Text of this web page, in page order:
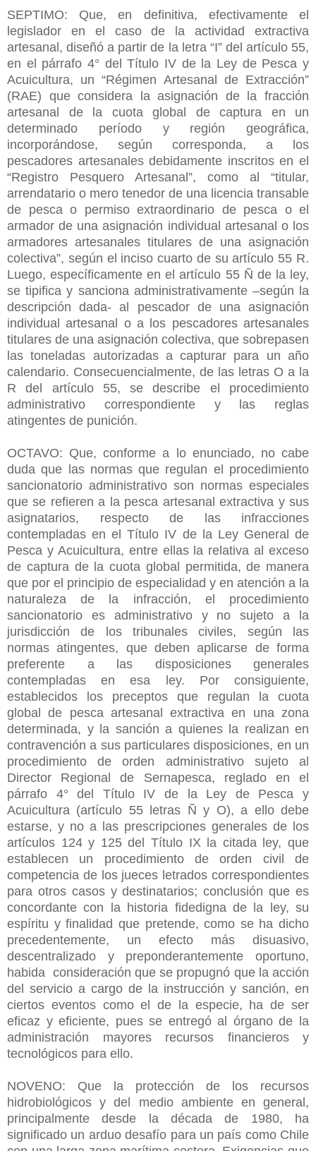
SEPTIMO: Que, en definitiva, efectivamente el
legislador en el caso de la actividad extractiva
artesanal, diseñó a partir de la letra “I” del artículo 55,
en el párrafo 4° del Título IV de la Ley de Pesca y
Acuicultura, un “Régimen Artesanal de Extracción”
(RAE) que considera la asignación de la fracción
artesanal de la cuota global de captura en un
determinado período y región geográfica,
incorporándose, según corresponda, a los
pescadores artesanales debidamente inscritos en el
“Registro Pesquero Artesanal”, como al “titular,
arrendatario o mero tenedor de una licencia transable
de pesca o permiso extraordinario de pesca o el
armador de una asignación individual artesanal o los
armadores artesanales titulares de una asignación
colectiva”, según el inciso cuarto de su artículo 55 R.
Luego, específicamente en el artículo 55 Ñ de la ley,
se tipifica y sanciona administrativamente –según la
descripción dada- al pescador de una asignación
individual artesanal o a los pescadores artesanales
titulares de una asignación colectiva, que sobrepasen
las toneladas autorizadas a capturar para un año
calendario. Consecuencialmente, de las letras O a la
R del artículo 55, se describe el procedimiento
administrativo correspondiente y las reglas
atingentes de punición.
OCTAVO: Que, conforme a lo enunciado, no cabe
duda que las normas que regulan el procedimiento
sancionatorio administrativo son normas especiales
que se refieren a la pesca artesanal extractiva y sus
asignatarios, respecto de las infracciones
contempladas en el Título IV de la Ley General de
Pesca y Acuicultura, entre ellas la relativa al exceso
de captura de la cuota global permitida, de manera
que por el principio de especialidad y en atención a la
naturaleza de la infracción, el procedimiento
sancionatorio es administrativo y no sujeto a la
jurisdicción de los tribunales civiles, según las
normas atingentes, que deben aplicarse de forma
preferente a las disposiciones generales
contempladas en esa ley. Por consiguiente,
establecidos los preceptos que regulan la cuota
global de pesca artesanal extractiva en una zona
determinada, y la sanción a quienes la realizan en
contravención a sus particulares disposiciones, en un
procedimiento de orden administrativo sujeto al
Director Regional de Sernapesca, reglado en el
párrafo 4° del Título IV de la Ley de Pesca y
Acuicultura (artículo 55 letras Ñ y O), a ello debe
estarse, y no a las prescripciones generales de los
artículos 124 y 125 del Título IX la citada ley, que
establecen un procedimiento de orden civil de
competencia de los jueces letrados correspondientes
para otros casos y destinatarios; conclusión que es
concordante con la historia fidedigna de la ley, su
espíritu y finalidad que pretende, como se ha dicho
precedentemente, un efecto más disuasivo,
descentralizado y preponderantemente oportuno,
habida consideración que se propugnó que la acción
del servicio a cargo de la instrucción y sanción, en
ciertos eventos como el de la especie, ha de ser
eficaz y eficiente, pues se entregó al órgano de la
administración mayores recursos financieros y
tecnológicos para ello.
NOVENO: Que la protección de los recursos
hidrobiológicos y del medio ambiente en general,
principalmente desde la década de 1980, ha
significado un arduo desafío para un país como Chile